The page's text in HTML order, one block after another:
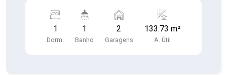
cerâmica) Banheiro (piso cerâmica) Quintal
75,84m² (piso cimento) Salão 24,53m² (piso
cerâmica) 02 vagas de garagem Custo acessível
1
Dorm.
1
Banho
2
Garagens
133.73 m²
A. Útil